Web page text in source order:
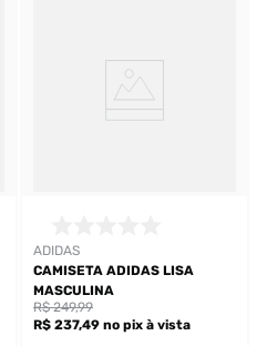
ADIDAS
CAMISETA ADIDAS LISA
MASCULINA
R$ 237,49 no pix à vista
R$ 249,99